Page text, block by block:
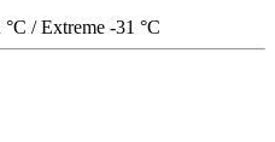
/Extreme -31 °C